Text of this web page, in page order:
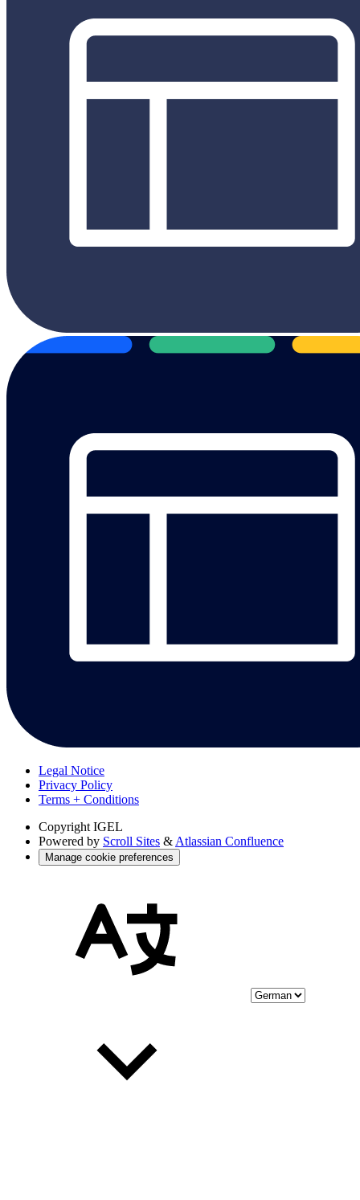
Legal Notice
Privacy Policy
Terms + Conditions
Copyright IGEL
Powered by Scroll Sites & Atlassian Confluence
Manage cookie preferences